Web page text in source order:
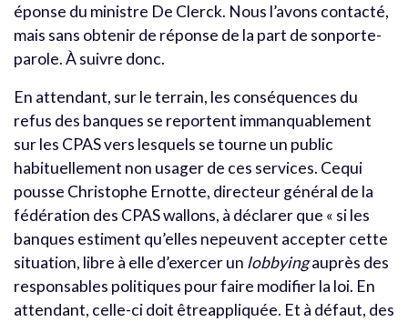
éponse du ministre De Clerck. Nous l’avons contacté,
mais sans obtenir de réponse de la part de sonporte-
parole. À suivre donc.
En attendant, sur le terrain, les conséquences du
refus des banques se reportent immanquablement
sur les CPAS vers lesquels se tourne un public
habituellement non usager de ces services. Cequi
pousse Christophe Ernotte, directeur général de la
fédération des CPAS wallons, à déclarer que « si les
banques estiment qu’elles nepeuvent accepter cette
situation, libre à elle d’exercer un lobbyingauprès des
responsables politiques pour faire modifier la loi. En
attendant, celle-ci doit êtreappliquée. Et à défaut, des